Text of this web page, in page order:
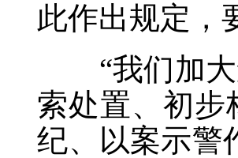
此作出规定，
“我们加大
索处置、初步
纪、以案示警